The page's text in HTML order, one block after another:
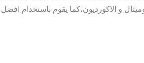
و الاكورديون،كما يقوم باستخدام افضل